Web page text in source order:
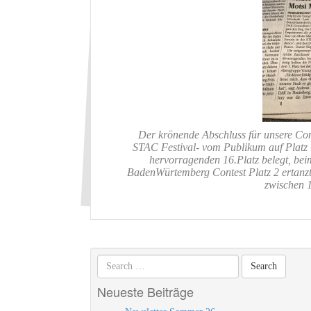
Der krönende Abschluss für unsere
STAC Festival- vom Publikum auf
hervorragenden 16.Platz belegt,
BadenWürtemberg Contest Platz 2
zwischen
Neueste Beiträge